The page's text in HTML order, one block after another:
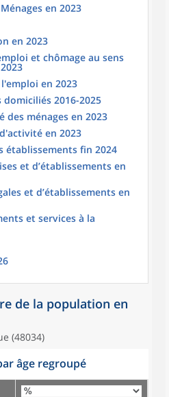
en 2023
en 2023
et chômage au sens
en 2023
domiciliés 2016-2025
des ménages en 2023
en 2023
établissements fin 2024
et d’établissements en
et d’établissements en
et services à la
de la population en
(48034)
âge regroupé